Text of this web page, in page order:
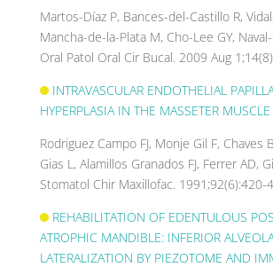
Martos-Díaz P, Bances-del-Castillo R,
Mancha-de-la-Plata M, Cho-Lee GY,
Oral Patol Oral Cir Bucal. 2009 Aug
INTRAVASCULAR ENDOTHELIAL
HYPERPLASIA IN THE MASSETER MUSCLE
Rodriguez Campo FJ, Monje Gil F, Chaves
Gias L, Alamillos Granados FJ, Ferrer AD,
Stomatol Chir Maxillofac. 1991;92(6):420-
REHABILITATION OF EDENTULOUS
ATROPHIC MANDIBLE: INFERIOR
LATERALIZATION BY PIEZOTOME AND